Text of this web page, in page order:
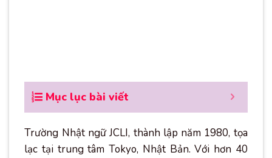
Mục lục bài viết
Trường Nhật ngữ JCLI, thành lập năm 1980, tọa
lạc tại trung tâm Tokyo, Nhật Bản. Với hơn 40